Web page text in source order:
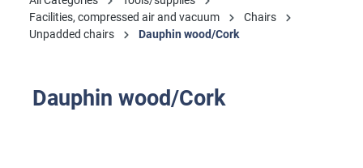
Facilities, compressed air and vacuum
Chairs
Unpadded chairs
Dauphin wood/Cork
Dauphin wood/Cork